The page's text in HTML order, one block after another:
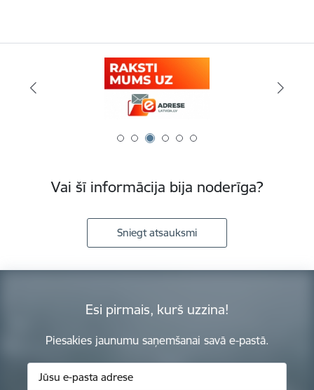
Vai šī informācija bija noderīga?
Sniegt atsauksmi
Esi pirmais, kurš uzzina!
Piesakies jaunumu saņemšanai savā e-pastā.